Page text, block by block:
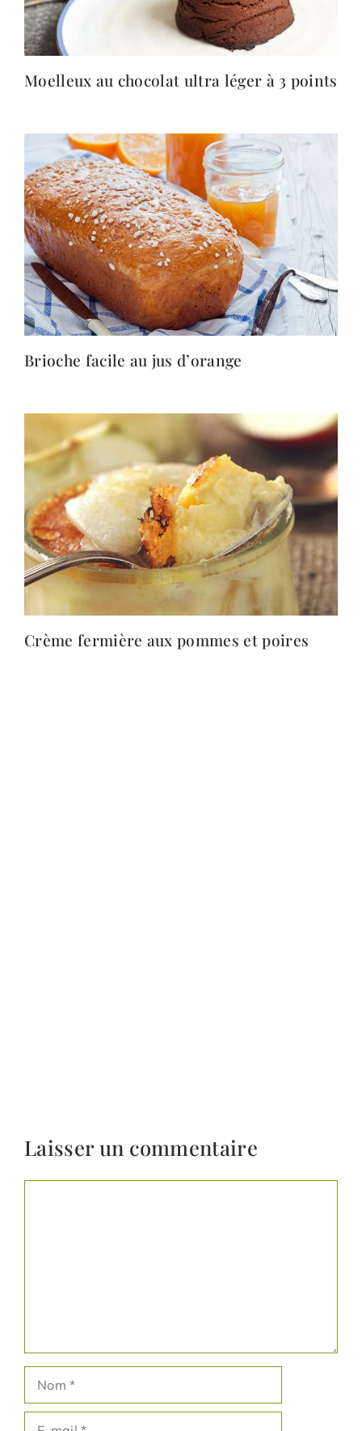
Moelleux au chocolat ultra léger à 3 points
Brioche facile au jus d’orange
Crème fermière aux pommes et poires
Laisser un commentaire